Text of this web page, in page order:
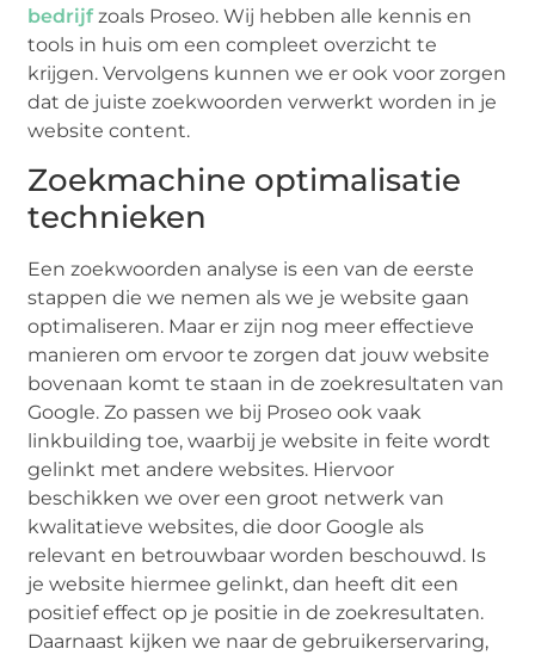
bedrijfzoals Proseo. Wij hebben alle kennis en
tools in huis om een compleet overzicht te
krijgen. Vervolgens kunnen we er ook voor zorgen
dat de juiste zoekwoorden verwerkt worden in je
website content.
Zoekmachine optimalisatie
technieken
Een zoekwoorden analyse is een van de eerste
stappen die we nemen als we je website gaan
optimaliseren. Maar er zijn nog meer effectieve
manieren om ervoor te zorgen dat jouw website
bovenaan komt te staan in de zoekresultaten van
Google. Zo passen we bij Proseo ook vaak
linkbuilding toe, waarbij je website in feite wordt
gelinkt met andere websites. Hiervoor
beschikken we over een groot netwerk van
kwalitatieve websites, die door Google als
relevant en betrouwbaar worden beschouwd. Is
je website hiermee gelinkt, dan heeft dit een
positief effect op je positie in de zoekresultaten.
Daarnaast kijken we naar de gebruikerservaring,